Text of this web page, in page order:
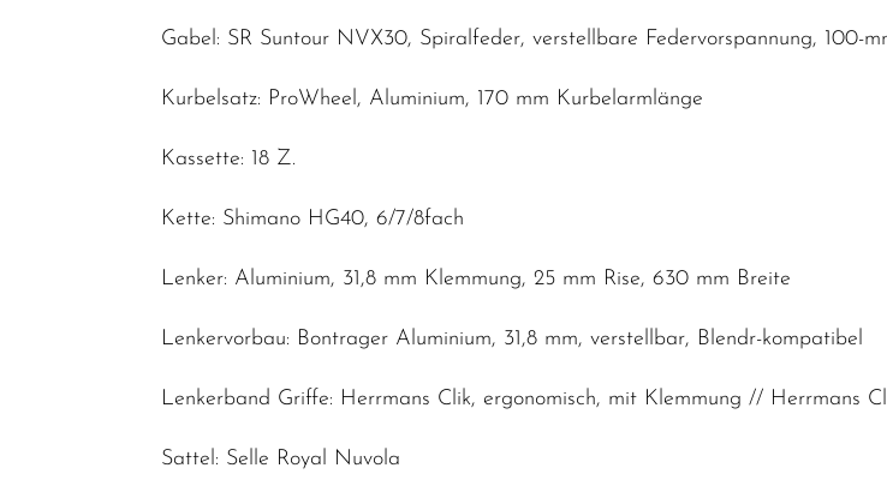
Gabel: SR Suntour NVX30, Spiralfeder, verstellbare Federvorspannung, 100-
Kurbelsatz: ProWheel, Aluminium, 170 mm Kurbelarmlänge
Kassette: 18 Z.
Kette: Shimano HG40, 6/7/8fach
Lenker: Aluminium, 31,8 mm Klemmung, 25 mm Rise, 630 mm Breite
Lenkervorbau: Bontrager Aluminium, 31,8 mm, verstellbar, Blendr-kompatibel
Lenkerband Griffe: Herrmans Clik, ergonomisch, mit Klemmung // Herrmans
Sattel: Selle Royal Nuvola